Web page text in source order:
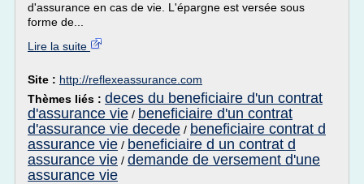
d'assurance en cas de vie. L'épargne est versée sous
forme de...
Lire la suite
Site : http://reflexeassurance.com
Thèmes liés : deces du beneficiaire d'un contrat
d'assurance vie / beneficiaire d'un contrat
d'assurance vie decede / beneficiaire contrat d
assurance vie / beneficiaire d un contrat d
assurance vie / demande de versement d'une
assurance vie